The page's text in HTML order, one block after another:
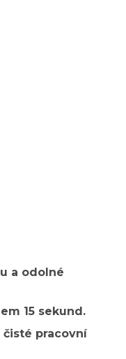
a odolné
15 sekund.
pracovní